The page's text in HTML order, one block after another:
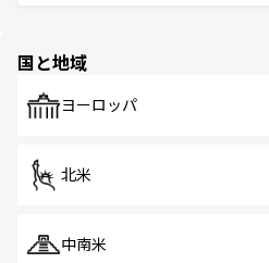
で、ホーカーズは地元の
国と地域
ヨーロッパ
北米
中南米